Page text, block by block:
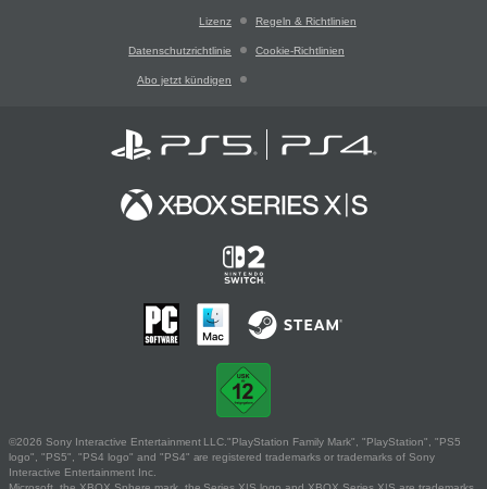
Lizenz Regeln & Richtlinien
Datenschutzrichtlinie Cookie-Richtlinien
Abo jetzt kündigen
©2026 Sony Interactive Entertainment LLC."PlayStation Family Mark", "PlayStation", "PS5
logo", "PS5", "PS4 logo" and "PS4" are registered trademarks or trademarks of Sony
Interactive Entertainment Inc.